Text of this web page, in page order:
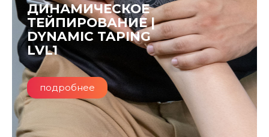
ДИНАМИЧЕСКОЕ
ТЕЙПИРОВАНИЕ |
DYNAMIC TAPING
LVL1
подробнее